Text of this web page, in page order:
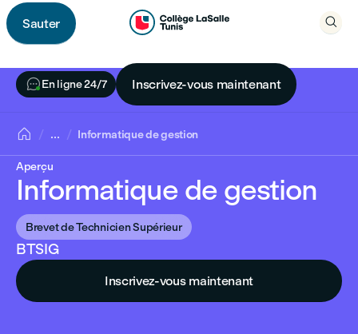
Sauter
 
En ligne 24/7 Inscrivez-vous maintenant
 ... Informatique de gestion
Aperçu
Informatique de gestion
Brevet de Technicien Supérieur
BTSIG
Inscrivez-vous maintenant